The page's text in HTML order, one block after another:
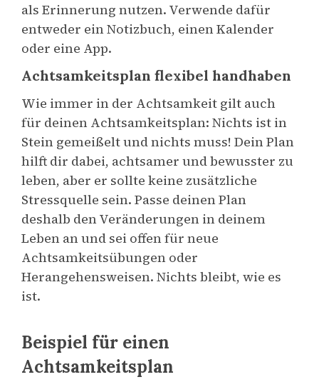
als Erinnerung nutzen. Verwende dafür
entweder ein Notizbuch, einen Kalender
oder eine App.
Achtsamkeitsplan flexibel handhaben
Wie immer in der Achtsamkeit gilt auch
für deinen Achtsamkeitsplan: Nichts ist in
Stein gemeißelt und nichts muss! Dein Plan
hilft dir dabei, achtsamer und bewusster zu
leben, aber er sollte keine zusätzliche
Stressquelle sein. Passe deinen Plan
deshalb den Veränderungen in deinem
Leben an und sei offen für neue
Achtsamkeitsübungen oder
Herangehensweisen. Nichts bleibt, wie es
ist.
Beispiel für einen
Achtsamkeitsplan